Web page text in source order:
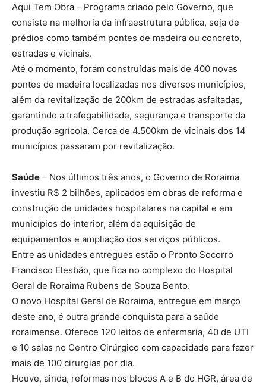
Aqui Tem Obra – Programa criado pelo Governo, que
consiste na melhoria da infraestrutura pública, seja de
prédios como também pontes de madeira ou concreto,
estradas e vicinais.
Até o momento, foram construídas mais de 400 novas
pontes de madeira localizadas nos diversos municípios,
além da revitalização de 200km de estradas asfaltadas,
garantindo a trafegabilidade, segurança e transporte da
produção agrícola. Cerca de 4.500km de vicinais dos 14
municípios passaram por revitalização.
Saúde – Nos últimos três anos, o Governo de Roraima
investiu R$ 2 bilhões, aplicados em obras de reforma e
construção de unidades hospitalares na capital e em
municípios do interior, além da aquisição de
equipamentos e ampliação dos serviços públicos.
Entre as unidades entregues estão o Pronto Socorro
Francisco Elesbão, que fica no complexo do Hospital
Geral de Roraima Rubens de Souza Bento.
O novo Hospital Geral de Roraima, entregue em março
deste ano, é outra grande conquista para a saúde
roraimense. Oferece 120 leitos de enfermaria, 40 de UTI
e 10 salas no Centro Cirúrgico com capacidade para fazer
mais de 100 cirurgias por dia.
Houve, ainda, reformas nos blocos A e B do HGR, área de